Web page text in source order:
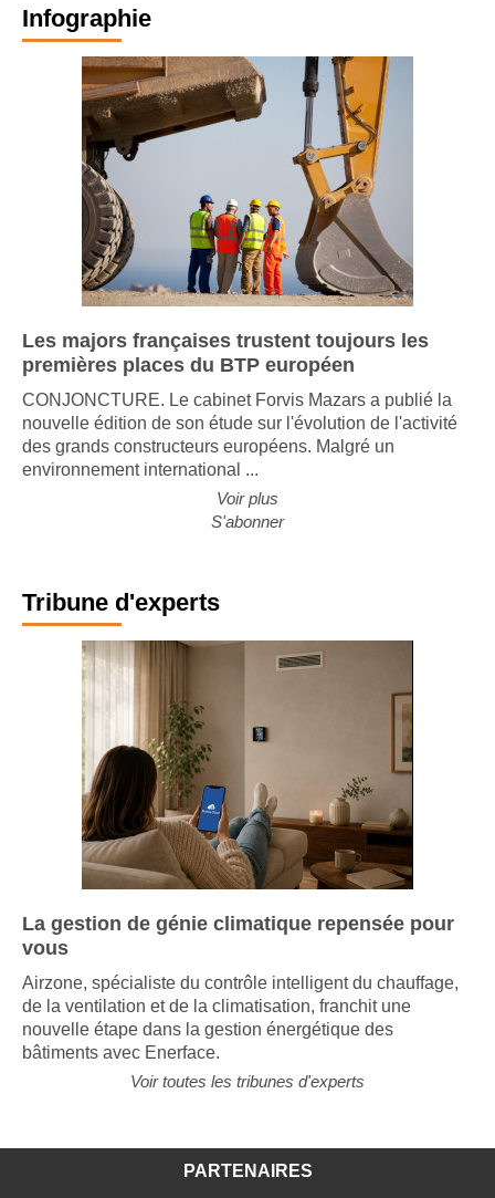
Infographie
Les majors françaises trustent toujours les
premières places du BTP européen
CONJONCTURE. Le cabinet Forvis Mazars a publié la
nouvelle édition de son étude sur l'évolution de l'activité
des grands constructeurs européens. Malgré un
environnement international ...
Voir plus
S'abonner
Tribune d'experts
La gestion de génie climatique repensée pour
vous
Airzone, spécialiste du contrôle intelligent du chauffage,
de la ventilation et de la climatisation, franchit une
nouvelle étape dans la gestion énergétique des
bâtiments avec Enerface.
Voir toutes les tribunes d'experts
PARTENAIRES